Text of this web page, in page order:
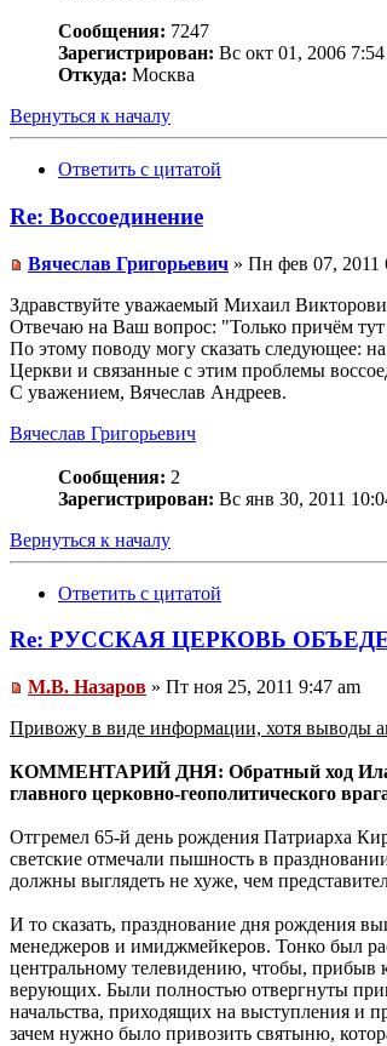
Сообщения: 7247
Зарегистрирован: Вс окт 01, 2006
Откуда: Москва
Вернуться к началу
Ответить с цитатой
Re: Воссоединение
Вячеслав Григорьевич » Пн фев 07, 2011
Здравствуйте уважаемый Михаил
Отвечаю на Ваш вопрос: "Только причём
По этому поводу могу сказать следующее:
Церкви и связанные с этим проблемы
С уважением, Вячеслав Андреев.
Вячеслав Григорьевич
Сообщения: 2
Зарегистрирован: Вс янв 30, 2011
Вернуться к началу
Ответить с цитатой
Re: РУССКАЯ ЦЕРКОВЬ
М.В. Назаров » Пт ноя 25, 2011 9:47 am
Привожу в виде информации, хотя выводы
КОММЕНТАРИЙ ДНЯ: Обратный ход
главного церковно-геополитического
Отгремел 65-й день рождения Патриарха
светские отмечали пышность в
должны выглядеть не хуже, чем
И то сказать, празднование дня рождения
менеджеров и имиджмейкеров. Тонко был
центральному телевидению, чтобы, прибыв
верующих. Были полностью отвергнуты
начальства, приходящих на выступления и
зачем нужно было привозить святыню,